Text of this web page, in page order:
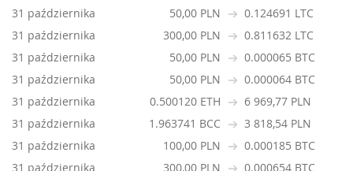
31 października
50,00 PLN
0.124691 LTC
31 października
300,00 PLN
0.811632 LTC
31 października
50,00 PLN
0.000065 BTC
31 października
50,00 PLN
0.000064 BTC
31 października
0.500120 ETH
6 969,77 PLN
31 października
1.963741 BCC
3 818,54 PLN
31 października
100,00 PLN
0.000185 BTC
31 października
300,00 PLN 0.000654 BTC